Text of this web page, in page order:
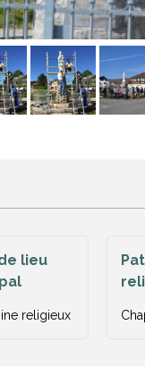
lieu
religieux